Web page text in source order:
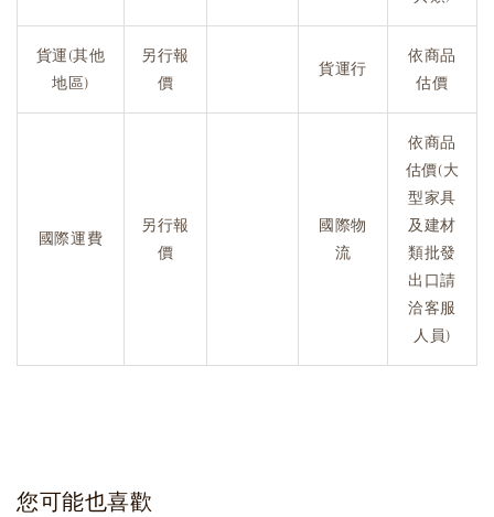
貨運(其他
地區)
另行報
價
貨運行
依商品
估價
國際運費
另行報
價
國際物
流
依商品
估價(大
型家具
及建材
類批發
出口請
洽客服
人員)
您可能也喜歡